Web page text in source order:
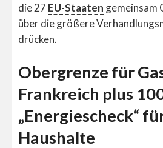
die 27 EU-Staaten gemeinsam
über die größere
drücken.
Obergrenze für
Frankreich plus
„Energiescheck“
Haushalte